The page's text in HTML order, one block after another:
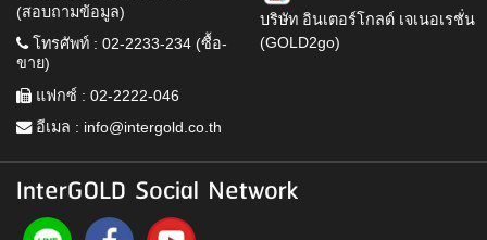
(สอบถามข้อมูล)
โทรศัพท์ : 02-2233-234 (ซื้อ-
ขาย)
แฟกซ์ : 02-2222-046
อีเมล : info@intergold.co.th
บริษัท อินเตอร์โกลด์ เจเนอเรชั่น
(GOLD2go)
InterGOLD Social Network